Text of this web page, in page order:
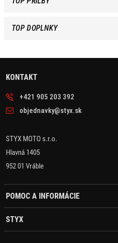
TOP DOPLNKY
KONTAKT
+421 905 203 392
objednavky@styx.sk
STYX MOTO s.r.o.
Hlavná 1405
952 01 Vráble
POMOC A INFORMÁCIE
STYX